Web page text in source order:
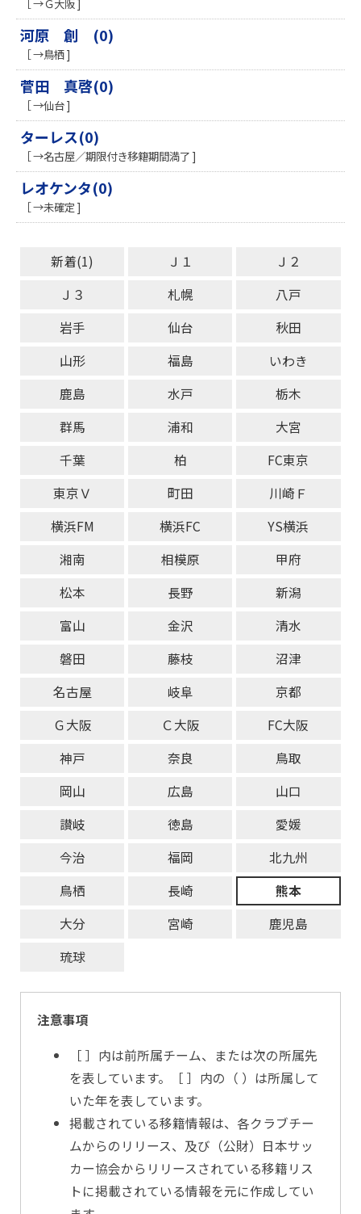
［ →Ｇ大阪 ]
河原 創 (0)
［ →鳥栖 ]
菅田 真啓(0)
［ →仙台 ]
ターレス(0)
［ →名古屋／期限付き移籍期間満了 ]
レオケンタ(0)
［ →未確定 ]
新着(1) Ｊ１
Ｊ２
Ｊ３
札幌
八戸
岩手
仙台
秋田
山形
福島
いわき
鹿島
水戸
栃木
群馬
浦和
大宮
千葉
柏
FC東京
東京Ｖ
町田
川崎Ｆ
横浜FM
横浜FC
YS横浜
湘南
相模原
甲府
松本
長野
新潟
富山
金沢
清水
磐田
藤枝
沼津
名古屋
岐阜
京都
Ｇ大阪
Ｃ大阪
FC大阪
神戸
奈良
鳥取
岡山
広島
山口
讃岐
徳島
愛媛
今治
福岡
北九州
鳥栖
長崎
熊本
大分
宮崎
鹿児島
琉球
注意事項
［ ］内は前所属チーム、または次の所属先
を表しています。［ ］内の（ ）は所属して
いた年を表しています。
掲載されている移籍情報は、各クラブチー
ムからのリリース、及び（公財）日本サッ
カー協会からリリースされている移籍リス
トに掲載されている情報を元に作成してい